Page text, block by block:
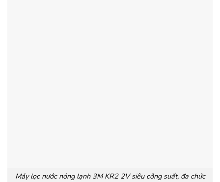
Máy lọc nước nóng lạnh 3M KR2 2V siêu công suất, đa chức